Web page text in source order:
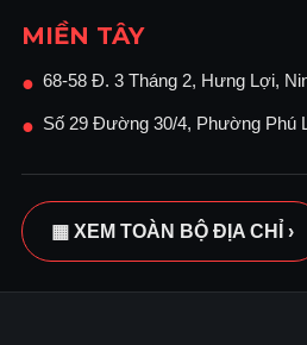
MIỀN TÂY
● 68-58 Đ. 3 Tháng 2, Hưng Lợi,
● Số 29 Đường 30/4, Phường Phú
▦ XEM TOÀN BỘ ĐỊA CHỈ ›